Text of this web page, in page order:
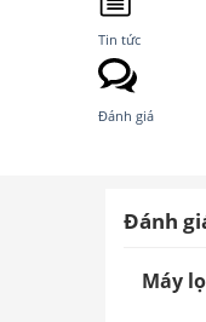
Tin tức
Đánh giá
Đánh
Máy